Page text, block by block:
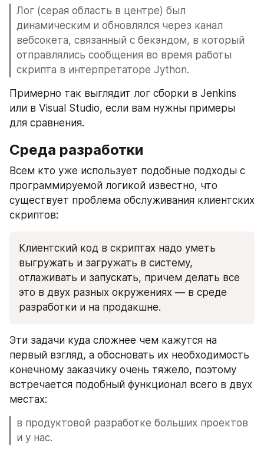
Лог (серая область в центре) был
динамическим и обновлялся через канал
вебсокета, связанный с бекэндом, в который
отправлялись сообщения во время работы
скрипта в интерпретаторе Jython.
Примерно так выглядит лог сборки в Jenkins
или в Visual Studio, если вам нужны примеры
для сравнения.
Среда разработки
Всем кто уже использует подобные подходы с
программируемой логикой известно, что
существует проблема обслуживания клиентских
скриптов:
Клиентский код в скриптах надо уметь
выгружать и загружать в систему,
отлаживать и запускать, причем делать все
это в двух разных окружениях — в среде
разработки и на продакшне.
Эти задачи куда сложнее чем кажутся на
первый взгляд, а обосновать их необходимость
конечному заказчику очень тяжело, поэтому
встречается подобный функционал всего в двух
местах:
в продуктовой разработке больших проектов
и у нас.